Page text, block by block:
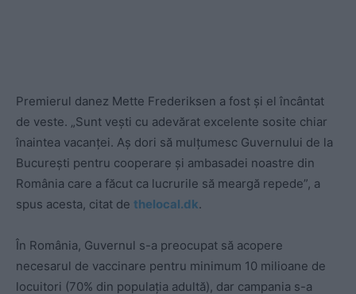
Premierul danez Mette Frederiksen a fost și el încântat
de veste. „Sunt vești cu adevărat excelente sosite chiar
înaintea vacanței. Aș dori să mulțumesc Guvernului de la
București pentru cooperare și ambasadei noastre din
România care a făcut ca lucrurile să meargă repede”, a
spus acesta, citat de thelocal.dk.
În România, Guvernul s-a preocupat să acopere
necesarul de vaccinare pentru minimum 10 milioane de
locuitori (70% din populația adultă), dar campania s-a